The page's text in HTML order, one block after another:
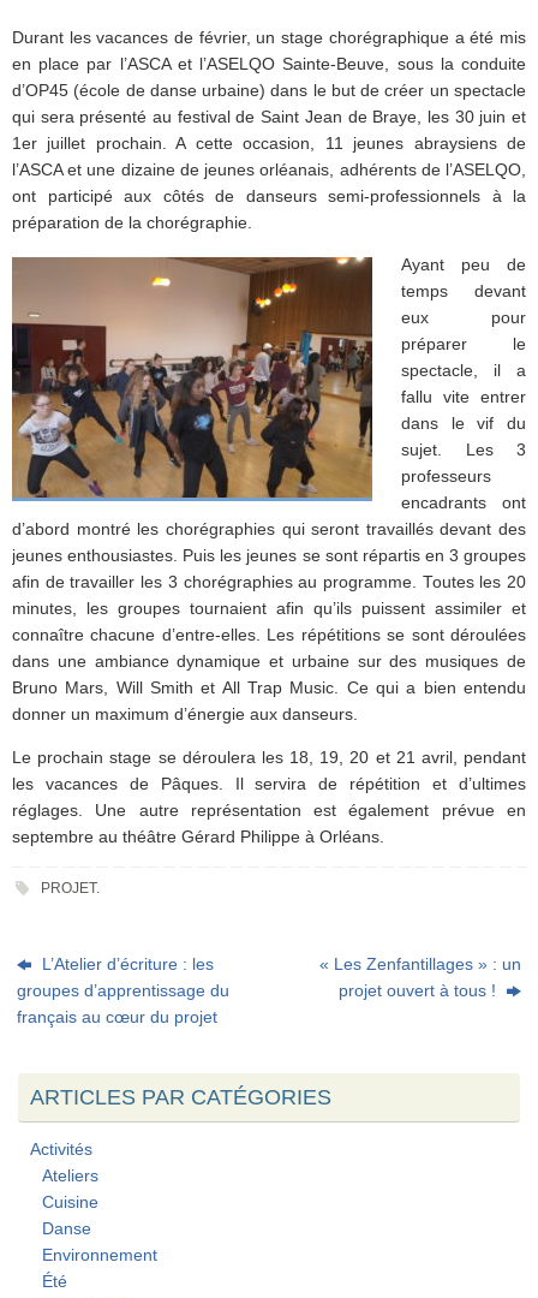
Durant les vacances de février, un stage chorégraphique a été mis
en place par l’ASCA et l’ASELQO Sainte-Beuve, sous la conduite
d’OP45 (école de danse urbaine) dans le but de créer un spectacle
qui sera présenté au festival de Saint Jean de Braye, les 30 juin et
1er juillet prochain. A cette occasion, 11 jeunes abraysiens de
l’ASCA et une dizaine de jeunes orléanais, adhérents de l’ASELQO,
ont participé aux côtés de danseurs semi-professionnels à la
préparation de la chorégraphie.
Ayant peu de
temps devant
eux pour
préparer le
spectacle, il a
fallu vite entrer
dans le vif du
sujet. Les 3
professeurs
encadrants ont
d’abord montré les chorégraphies qui seront travaillés devant des
jeunes enthousiastes. Puis les jeunes se sont répartis en 3 groupes
afin de travailler les 3 chorégraphies au programme. Toutes les 20
minutes, les groupes tournaient afin qu’ils puissent assimiler et
connaître chacune d’entre-elles. Les répétitions se sont déroulées
dans une ambiance dynamique et urbaine sur des musiques de
Bruno Mars, Will Smith et All Trap Music. Ce qui a bien entendu
donner un maximum d’énergie aux danseurs.
Le prochain stage se déroulera les 18, 19, 20 et 21 avril, pendant
les vacances de Pâques. Il servira de répétition et d’ultimes
réglages. Une autre représentation est également prévue en
septembre au théâtre Gérard Philippe à Orléans.
PROJET.
L’Atelier d’écriture : les
groupes d’apprentissage du
français au cœur du projet
« Les Zenfantillages » : un
projet ouvert à tous !
ARTICLES PAR CATÉGORIES
Activités
Ateliers
Cuisine
Danse
Environnement
Été